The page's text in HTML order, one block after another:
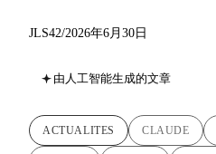
JLS42/2026年6月30日
由人工智能生成的文章
ACTUALITES CLAUDE